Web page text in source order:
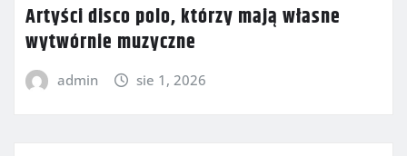
Artyści disco polo, którzy mają własne
wytwórnie muzyczne
admin sie 1, 2026